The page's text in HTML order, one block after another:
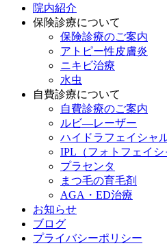
院内紹介
保険診療について
保険診療のご案内
アトピー性皮膚炎
ニキビ治療
水虫
自費診療について
自費診療のご案内
ルビ―レーザー
ハイドラフェイシャ
IPL（フォトフェイシ
プラセンタ
まつ毛の育毛剤
AGA・ED治療
お知らせ
ブログ
プライバシーポリシー